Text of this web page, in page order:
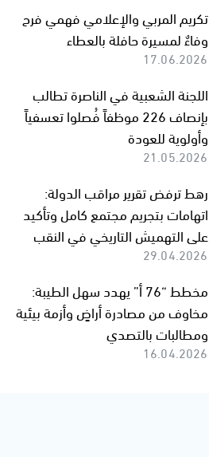
تكريم المربي والإعلامي فهمي فرح
وفاءٌ لمسيرة حافلة بالعطاء
17.06.2026
اللجنة الشعبية في الناصرة تطالب
بإنصاف 226 موظفاً فُصلوا تعسفياً
وأولوية للعودة
21.05.2026
رهط ترفض تقرير مراقب الدولة:
اتهامات بتجريم مجتمع كامل وتأكيد
على التهميش التاريخي في النقب
29.04.2026
مخطط “76 أ” يهدد سهل الطيبة:
مخاوف من مصادرة أراضٍ وأزمة بيئية
ومطالبات بالتصدي
16.04.2026